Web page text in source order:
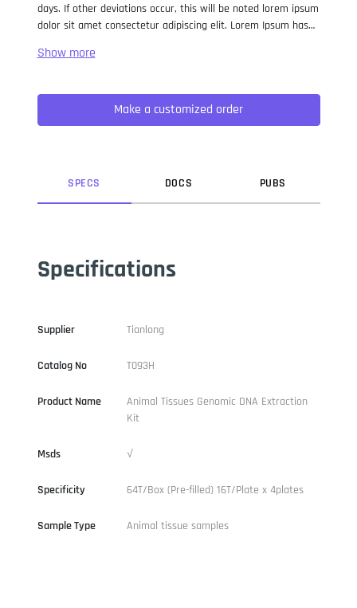
days. If other deviations occur, this will be noted lorem ipsum
dolor sit amet consectetur adipiscing elit. Lorem Ipsum has
when an unknown printer took a galley of type and
not only five centuries, but also the leap into electronic
typesetting, remaining essentially unchanged. It was
popularised in the 1960s with the release of Letraset sheets
Make a customized order
SPECS DOCS PUBS
Specifications
Supplier Tianlong
Catalog No T093H
Product Name
Animal Tissues Genomic DNA Extraction
Kit
Msds √
Specificity 64T/Box (Pre-filled) 16T/Plate x 4plates
Sample Type Animal tissue samples